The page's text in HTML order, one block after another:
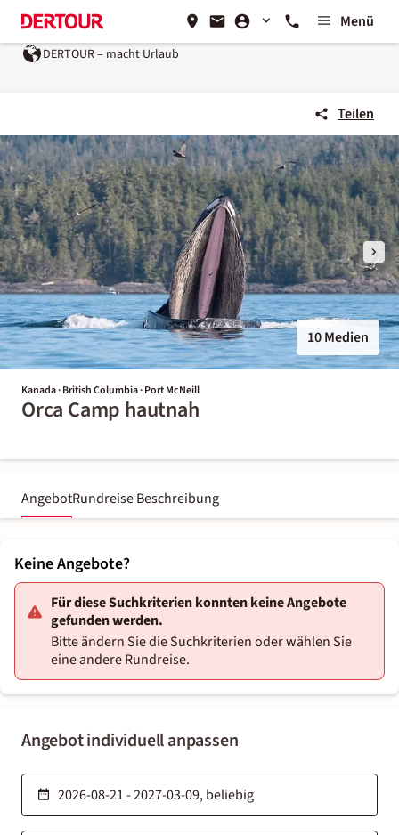
Menü
DERTOUR – macht Urlaub
Teilen
10 Medien
Kanada · British Columbia · Port McNeill
Orca Camp hautnah
AngebotRundreise Beschreibung
Angebot individuell anpassen
Keine Angebote?
Für diese Suchkriterien konnten keine Angebote
gefunden werden.
Bitte ändern Sie die Suchkriterien oder wählen Sie
eine andere Rundreise.